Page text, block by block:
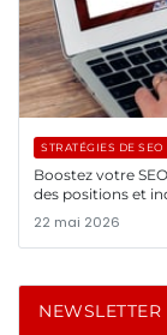
STRATÉGIES DE SEO
Boostez votre
des positions et
22 mai 2026
NEWSLETTER